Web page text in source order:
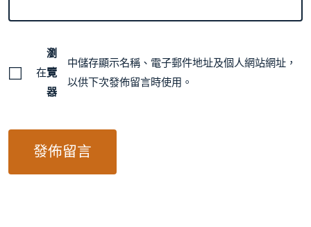
在
瀏
覽
器
中儲存顯示名稱、電子郵件地址及個人網站網址，
以供下次發佈留言時使用。